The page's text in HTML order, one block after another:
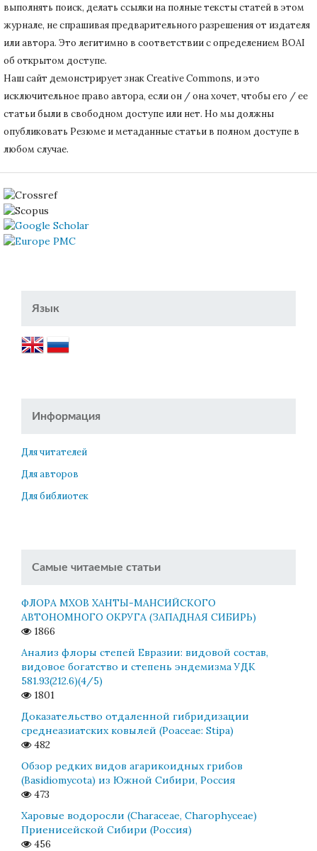
выполнять поиск, делать ссылки на полные тексты статей в этом
журнале, не спрашивая предварительного разрешения от издателя
или автора. Это легитимно в соответствии с определением BOAI
об открытом доступе.
Наш сайт демонстрирует знак Creative Commons, и это
исключительное право автора, если он / она хочет, чтобы его / ее
статьи были в свободном доступе или нет. Но мы должны
опубликовать Резюме и метаданные статьи в полном доступе в
любом случае.
Язык
Информация
Для читателей
Для авторов
Для библиотек
Самые читаемые статьи
ФЛОРА МХОВ ХАНТЫ-МАНСИЙСКОГО
АВТОНОМНОГО ОКРУГА (ЗАПАДНАЯ СИБИРЬ)
1866
Анализ флоры степей Евразии: видовой состав,
видовое богатство и степень эндемизма УДК
581.93(212.6)(4/5)
1801
Доказательство отдаленной гибридизации
среднеазиатских ковылей (Poaceae: Stipa)
482
Обзор редких видов агарикоидных грибов
(Basidiomycota) из Южной Сибири, Россия
473
Харовые водоросли (Characeae, Charophyceae)
Приенисейской Сибири (Россия)
456